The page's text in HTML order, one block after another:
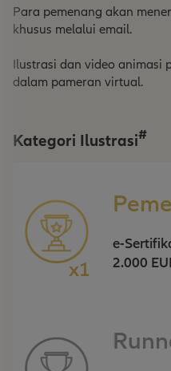
Para pemenang akan
khusus melalui email.
Ilustrasi dan video animasi
dalam pameran virtual.
Kategori Ilustrasi#
x1
e-
2.000